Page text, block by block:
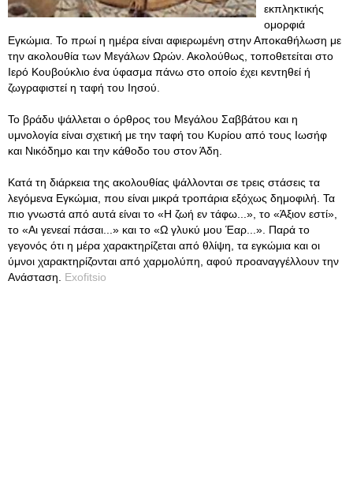
εκπληκτικής
ομορφιά
Εγκώμια. Το πρωί η ημέρα είναι αφιερωμένη στην Αποκαθήλωση με
την ακολουθία των Μεγάλων Ωρών. Ακολούθως, τοποθετείται στο
Ιερό Κουβούκλιο ένα ύφασμα πάνω στο οποίο έχει κεντηθεί ή
ζωγραφιστεί η ταφή του Ιησού.
Το βράδυ ψάλλεται ο όρθρος του Μεγάλου Σαββάτου και η
υμνολογία είναι σχετική με την ταφή του Κυρίου από τους Ιωσήφ
και Νικόδημο και την κάθοδο του στον Άδη.
Κατά τη διάρκεια της ακολουθίας ψάλλονται σε τρεις στάσεις τα
λεγόμενα Εγκώμια, που είναι μικρά τροπάρια εξόχως δημοφιλή. Τα
πιο γνωστά από αυτά είναι το «Η ζωή εν τάφω...», το «Άξιον εστί»,
το «Αι γενεαί πάσαι...» και το «Ω γλυκύ μου Έαρ...». Παρά το
γεγονός ότι η μέρα χαρακτηρίζεται από θλίψη, τα εγκώμια και οι
ύμνοι χαρακτηρίζονται από χαρμολύπη, αφού προαναγγέλλουν την
Ανάσταση. Exofitsio